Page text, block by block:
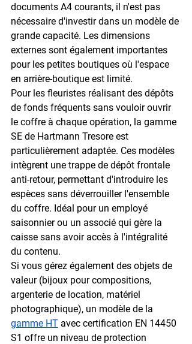
documents A4 courants, il n'est pas
nécessaire d'investir dans un modèle de
grande capacité. Les dimensions
externes sont également importantes
pour les petites boutiques où l'espace
en arrière-boutique est limité.
Pour les fleuristes réalisant des dépôts
de fonds fréquents sans vouloir ouvrir
le coffre à chaque opération, la gamme
SE de Hartmann Tresore est
particulièrement adaptée. Ces modèles
intègrent une trappe de dépôt frontale
anti-retour, permettant d'introduire les
espèces sans déverrouiller l'ensemble
du coffre. Idéal pour un employé
saisonnier ou un associé qui gère la
caisse sans avoir accès à l'intégralité
du contenu.
Si vous gérez également des objets de
valeur (bijoux pour compositions,
argenterie de location, matériel
photographique), un modèle de la
gamme HT avec certification EN 14450
S1 offre un niveau de protection